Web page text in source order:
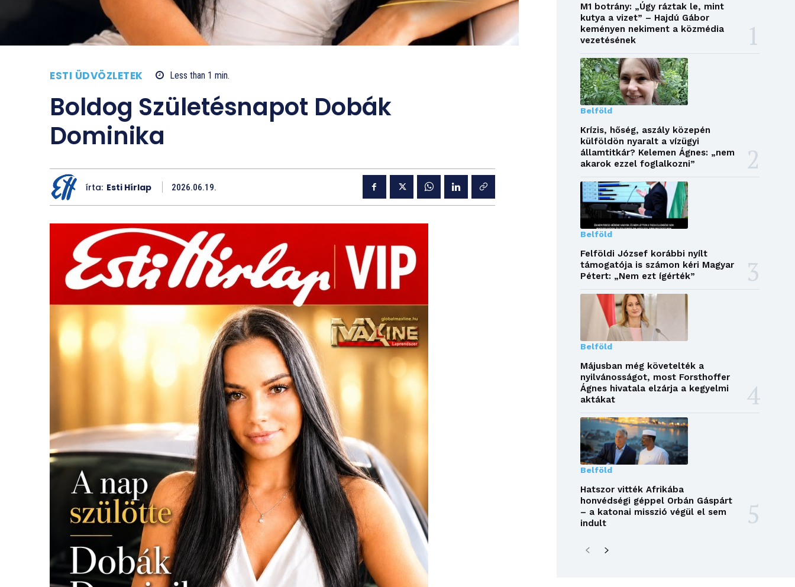
ESTI ÜDVÖZLETEK Less than 1 min.
Boldog Születésnapot Dobák
Dominika
írta: Esti Hírlap 2026.06.19.
M1 botrány: „Úgy ráztak le, mint
kutya a vizet” – Hajdú Gábor
keményen nekiment a közmédia
vezetésének
Belföld
Krízis, hőség, aszály közepén
külföldön nyaralt a vízügyi
államtitkár? Kelemen Ágnes: „nem
akarok ezzel foglalkozni”
Belföld
Felföldi József korábbi nyílt
támogatója is számon kéri Magyar
Pétert: „Nem ezt ígérték”
Belföld
Májusban még követelték a
nyilvánosságot, most Forsthoffer
Ágnes hivatala elzárja a kegyelmi
aktákat
Belföld
Hatszor vitték Afrikába
honvédségi géppel Orbán Gáspárt
– a katonai misszió végül el sem
indult